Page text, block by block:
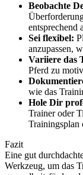
Beobachte
entsprechend
Sei flexibel:
anzupassen,
Variiere das
Pferd zu
wie das
Hole Dir
Trainer oder
Trainingsplan
Fazit
Eine gut
Werkzeug, um das